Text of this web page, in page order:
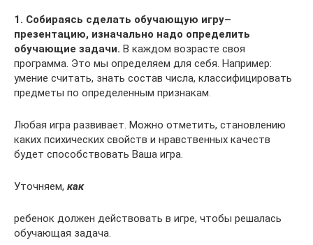
1. Собираясь сделать обучающую игру–
презентацию, изначально надо определить
обучающие задачи. В каждом возрасте своя
программа. Это мы определяем для себя. Например:
умение считать, знать состав числа, классифицировать
предметы по определенным признакам.
Любая игра развивает. Можно отметить, становлению
каких психических свойств и нравственных качеств
будет способствовать Ваша игра.
Уточняем, как
ребенок должен действовать в игре, чтобы решалась
обучающая задача.